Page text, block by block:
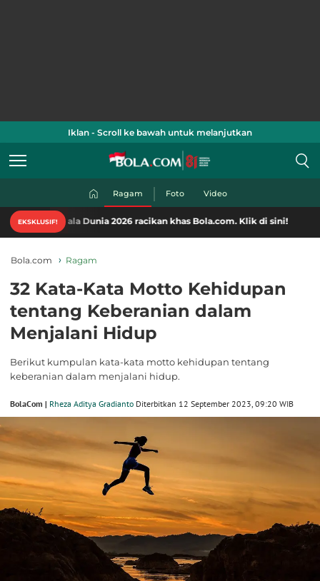
Iklan - Scroll ke bawah untuk melanjutkan
Ragam Foto Video
EKSKLUSIF!
Dunia 2026 racikan khas Bola.com. Klik di sini!
Bola.com Ragam
32 Kata-Kata Motto Kehidupan
tentang Keberanian dalam
Menjalani Hidup
Berikut kumpulan kata-kata motto kehidupan tentang
keberanian dalam menjalani hidup.
BolaCom | Rheza Aditya Gradianto Diterbitkan 12 September 2023, 09:20 WIB